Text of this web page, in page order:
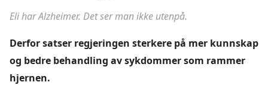
Eli har Alzheimer. Det ser man ikke utenpå.
Derfor satser regjeringen sterkere på mer kunnskap
og bedre behandling av sykdommer som rammer
hjernen.